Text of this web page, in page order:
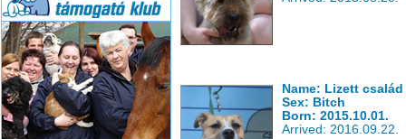
Name: Lizett
Sex: Bitch
Born: 2015.10.01.
Arrived: 2016.09.22.